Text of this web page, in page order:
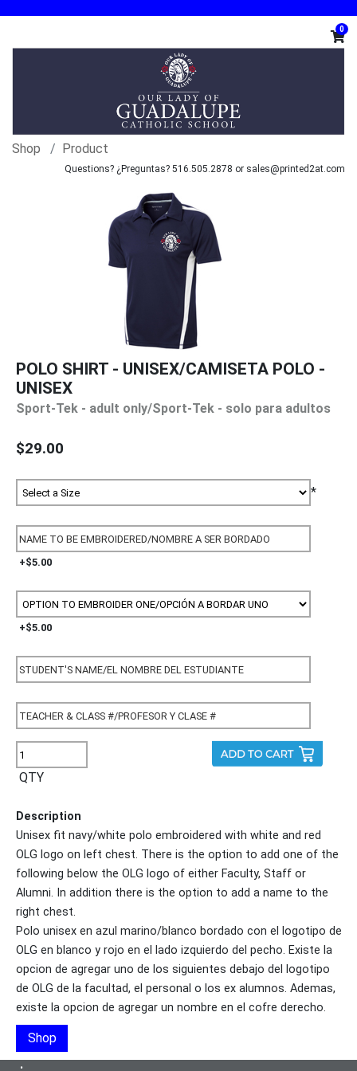
0
Shop Product
Questions? ¿Preguntas? 516.505.2878 or sales@printed2at.com
POLO SHIRT - UNISEX/CAMISETA POLO -
UNISEX
Sport-Tek - adult only/Sport-Tek - solo para adultos
$29.00
*
+$5.00
+$5.00
QTY
Description
Unisex fit navy/white polo embroidered with white and red
OLG logo on left chest. There is the option to add one of the
following below the OLG logo of either Faculty, Staff or
Alumni. In addition there is the option to add a name to the
right chest.
Polo unisex en azul marino/blanco bordado con el logotipo de
OLG en blanco y rojo en el lado izquierdo del pecho. Existe la
opcion de agregar uno de los siguientes debajo del logotipo
de OLG de la facultad, el personal o los ex alumnos. Ademas,
existe la opcion de agregar un nombre en el cofre derecho.
Shop
•